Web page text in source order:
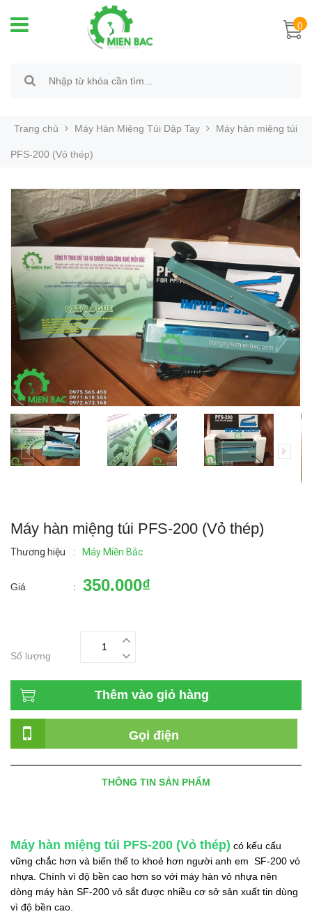
0
Trang chủ Máy Hàn Miệng Túi Dập Tay Máy hàn miệng túi
PFS-200 (Vỏ thép)
Máy hàn miệng túi PFS-200 (Vỏ thép)
Thương hiệu : Máy Miền Bắc
Giá : 350.000₫
Số lượng
Thêm vào giỏ hàng
Gọi điện
THÔNG TIN SẢN PHẨM
Máy hàn miệng túi PFS-200 (Vỏ thép) có kếu cấu
vững chắc hơn và biến thế to khoẻ hơn người anh em SF-200 vỏ
nhựa. Chính vì độ bền cao hơn so với máy hàn vỏ nhựa nên
dòng máy hàn SF-200 vỏ sắt được nhiều cơ sở sản xuất tin dùng
vì độ bền cao.